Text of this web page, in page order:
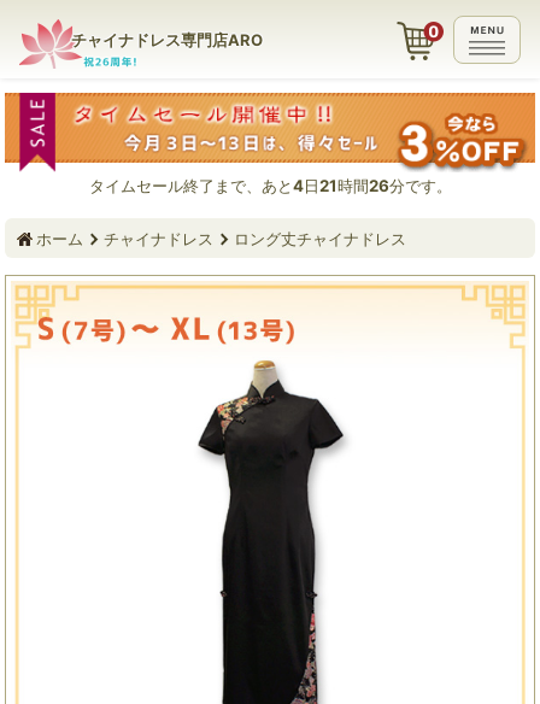
チャイナドレス専門店ARO
タイムセール終了まで、あと4日21時間26分です。
ホーム チャイナドレス ロング丈チャイナドレス